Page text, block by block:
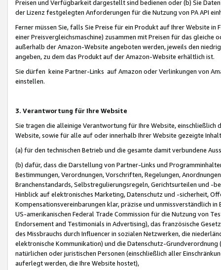
Preisen und Verfügbarkeit dargestellt sind bedienen oder (b) Sie
der Lizenz festgelegten Anforderungen für die Nutzung von PA API
Ferner müssen Sie, falls Sie Preise für ein Produkt auf Ihrer Website
einer Preisvergleichsmaschine) zusammen mit Preisen für das
außerhalb der Amazon-Website angeboten werden, jeweils den
angeben, zu dem das Produkt auf der Amazon-Website erhältlich ist.
Sie dürfen keine Partner-Links auf Amazon oder Verlinkungen von
einstellen.
3. Verantwortung für Ihre Website
Sie tragen die alleinige Verantwortung für Ihre Website,
Website, sowie für alle auf oder innerhalb Ihrer Website gezeigte
(a) für den technischen Betrieb und die gesamte damit verbundene
(b) dafür, dass die Darstellung von Partner-Links und
Bestimmungen, Verordnungen, Vorschriften, Regelungen,
Branchenstandards, Selbstregulierungsregeln, Gerichtsurteilen und -
Hinblick auf elektronisches Marketing, Datenschutz und -sicherheit,
Kompensationsvereinbarungen klar, präzise und unmissverständlich
US-amerikanischen Federal Trade Commission für die Nutzung von
Endorsement and Testimonials in Advertising), das französische
des Missbrauchs durch Influencer in sozialen Netzwerken, die
elektronische Kommunikation) und die Datenschutz-
natürlichen oder juristischen Personen (einschließlich aller
auferlegt werden, die Ihre Website hostet),